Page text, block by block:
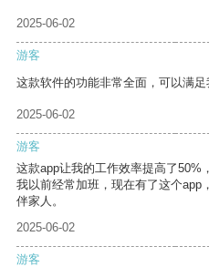
2025-06-02
游客
这款软件的功能非常全面，可以满足
2025-06-02
游客
这款app让我的工作效率提高了50%
我以前经常加班，现在有了这个app
伴家人。
2025-06-02
游客